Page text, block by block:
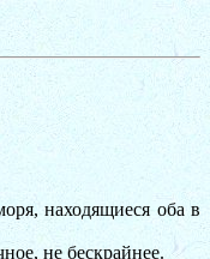
находящиеся оба в
не бескрайнее.